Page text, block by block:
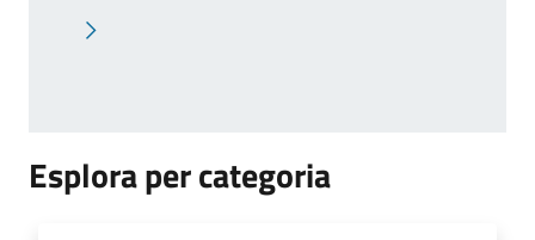
Pagina successiva
Esplora per categoria